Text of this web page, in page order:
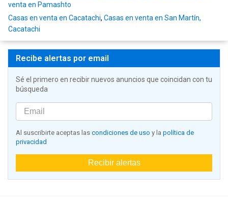
venta en Pamashto
Casas en venta en Cacatachi, Casas en venta en San Martín,
Cacatachi
Recibe alertas por email
Sé el primero en recibir nuevos anuncios que coincidan con tu
búsqueda
Al suscribirte aceptas las condiciones de uso y la política de
privacidad
Recibir alertas